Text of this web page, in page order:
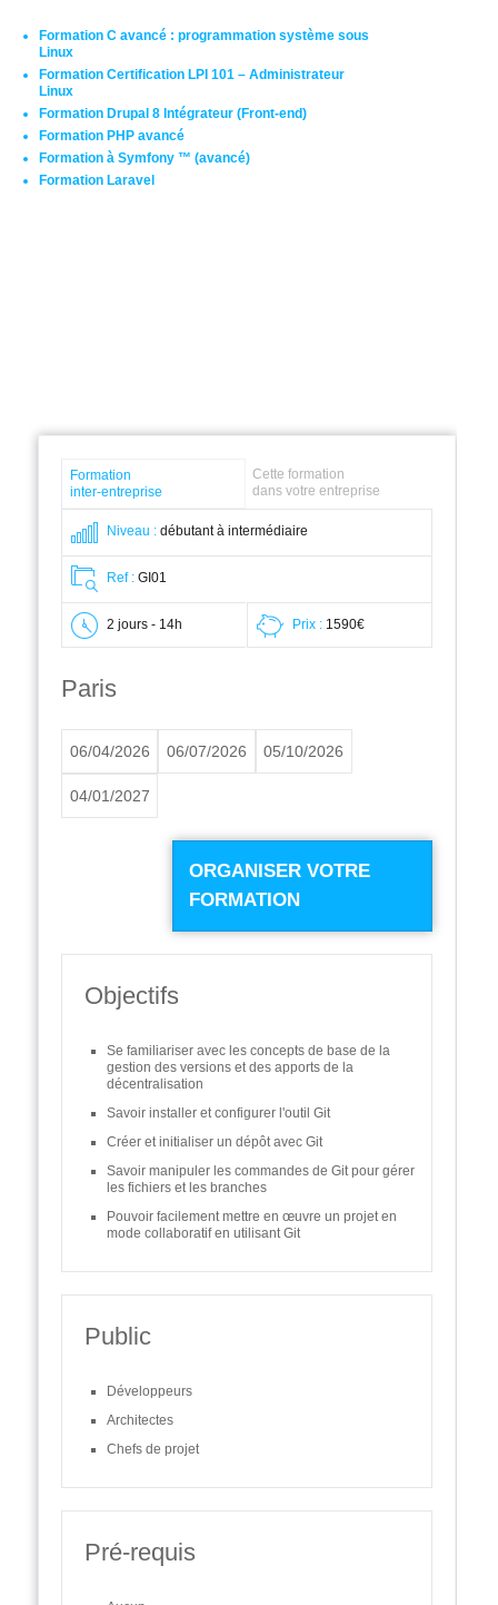
Formation C avancé : programmation système sous
Linux
Formation Certification LPI 101 – Administrateur
Linux
Formation Drupal 8 Intégrateur (Front-end)
Formation PHP avancé
Formation à Symfony ™ (avancé)
Formation Laravel
Formation
inter-entreprise
Cette formation
dans votre entreprise
Niveau : débutant à intermédiaire
Ref : GI01
2 jours - 14h Prix : 1590€
Paris
06/04/2026 06/07/2026 05/10/2026
04/01/2027
ORGANISER VOTRE
FORMATION
Objectifs
Se familiariser avec les concepts de base de la
gestion des versions et des apports de la
décentralisation
Savoir installer et configurer l'outil Git
Créer et initialiser un dépôt avec Git
Savoir manipuler les commandes de Git pour gérer
les fichiers et les branches
Pouvoir facilement mettre en œuvre un projet en
mode collaboratif en utilisant Git
Public
Développeurs
Architectes
Chefs de projet
Pré-requis